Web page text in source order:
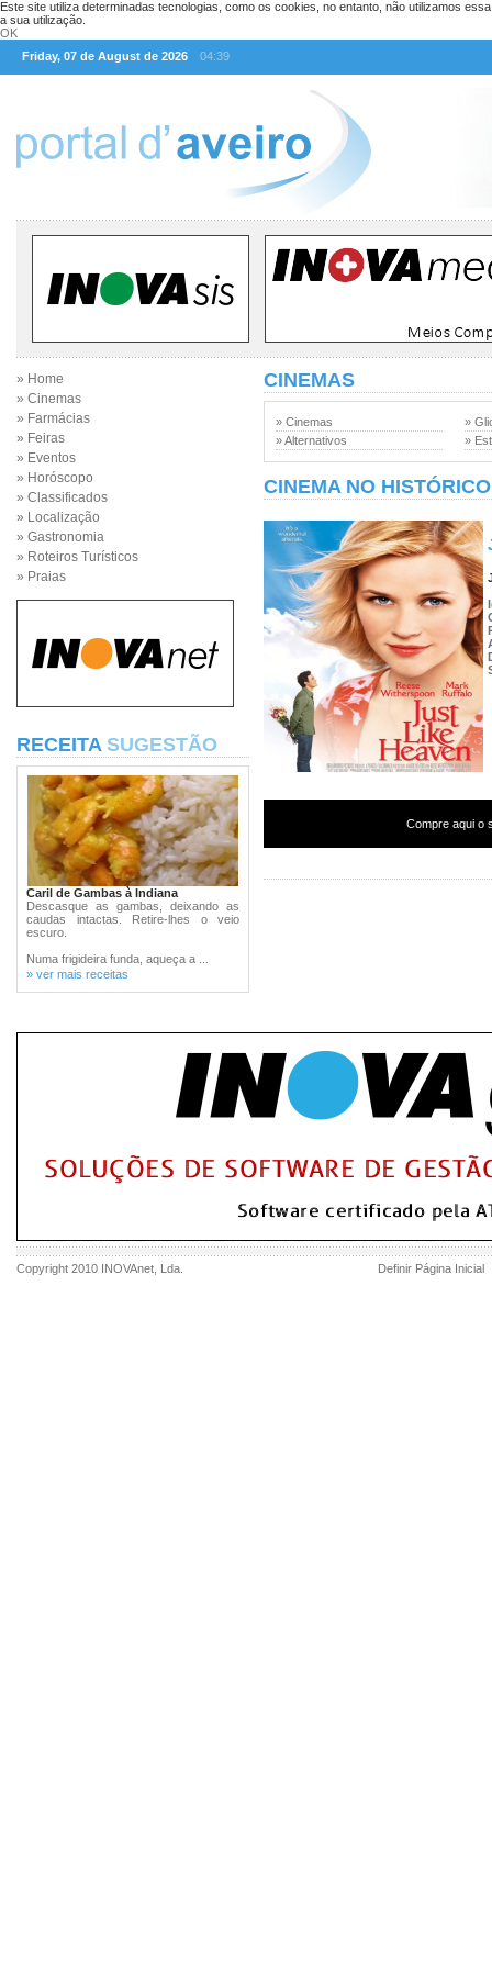
Este site utiliza determinadas tecnologias, como os cookies, no entanto, não utilizamos
a sua utilização.
OK
Friday, 07 de August de 2026
04:39
» Home
» Cinemas
» Farmácias
» Feiras
» Eventos
» Horóscopo
» Classificados
» Localização
» Gastronomia
» Roteiros Turísticos
» Praias
RECEITA SUGESTÃO
Caril de Gambas à Indiana
Descasque as gambas, deixando as
caudas intactas. Retire-lhes o veio
escuro.
Numa frigideira funda, aqueça a ...
» ver mais receitas
CINEMAS
» Cinemas
» Alternativos
»
»
CINEMA NO HISTÓRICO
Compre aqui o
Copyright 2010 INOVAnet , Lda. Definir Página Inicial